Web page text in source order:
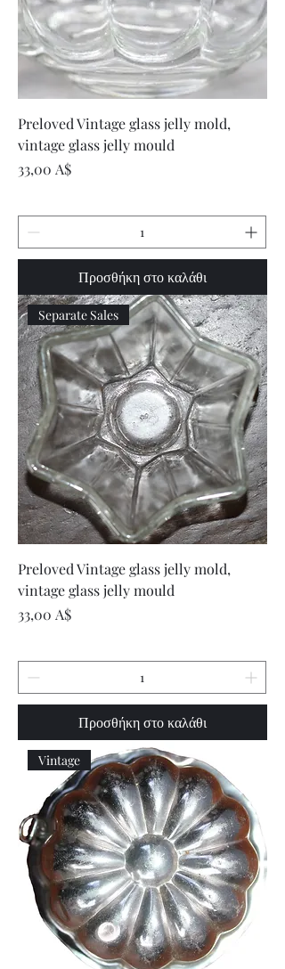
Preloved Vintage glass jelly mold,
vintage glass jelly mould
Τιμή
33,00 A$
Προσθήκη στο καλάθι
Separate Sales
Preloved Vintage glass jelly mold,
vintage glass jelly mould
Τιμή
33,00 A$
Προσθήκη στο καλάθι
Vintage